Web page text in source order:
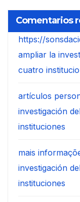
Comentarios
https://
ampliar la
cuatro
artículos
investigación
instituciones
mais
investigación
instituciones